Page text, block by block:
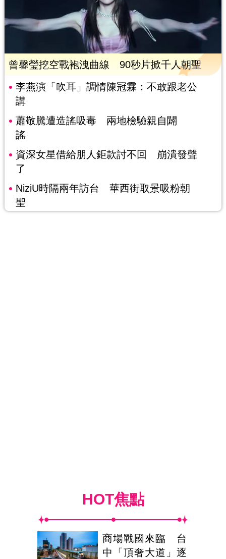
曾馨瑩挖空戰袍洩曲線 90秒片掀千人朝聖
李燕演「吹耳」調情陳冠霖：不敢跟老公
講
蕭敬騰遭造謠吸毒 兩地檢驗親自闢
謠
資深女星借給朋人鉅款討不回 崩潰發聲
了
NiziU時隔兩年訪台 華西街取景吸粉朝
聖
HOT焦點
商場戰國來臨 台
中「頂奢大道」逐